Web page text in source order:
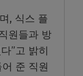
, 식스 플
원들과 방
”고 밝히
준 직원